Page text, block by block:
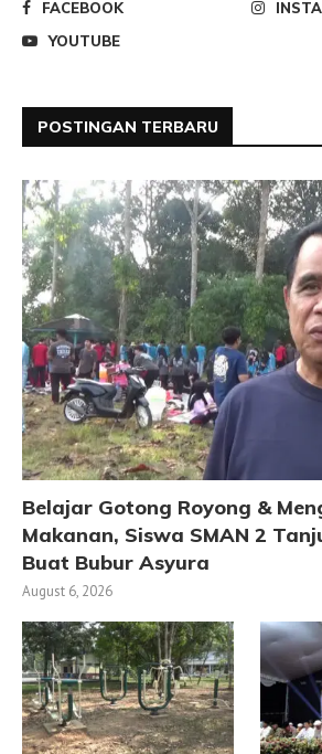
FACEBOOK
YOUTUBE
POSTINGAN TERBARU
Belajar Gotong Royong &
Makanan, Siswa SMAN 2
Buat Bubur Asyura
August 6, 2026